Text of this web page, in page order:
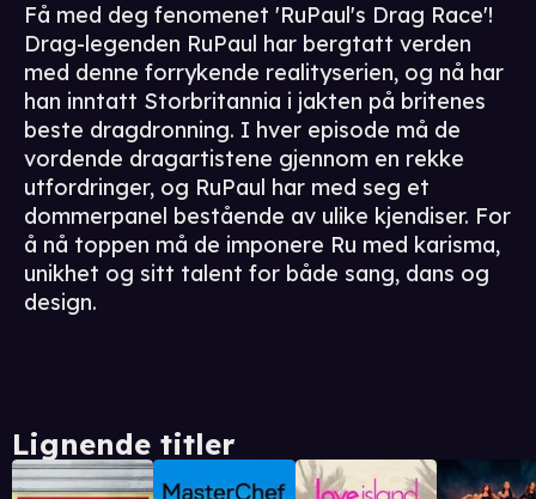
Få med deg fenomenet 'RuPaul's Drag Race'!
Drag-legenden RuPaul har bergtatt verden
med denne forrykende realityserien, og nå har
han inntatt Storbritannia i jakten på britenes
beste dragdronning. I hver episode må de
vordende dragartistene gjennom en rekke
utfordringer, og RuPaul har med seg et
dommerpanel bestående av ulike kjendiser. For
å nå toppen må de imponere Ru med karisma,
unikhet og sitt talent for både sang, dans og
design.
Lignende titler